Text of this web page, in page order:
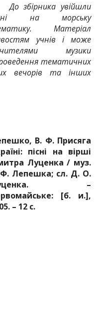
До збірника увійшли
на морську
Матеріал
учнів і може
музики
тематичних
вечорів та інших
В. Ф. Присяга
пісні на вірші
Луценка / муз.
Лепешка; сл. Д. О.
–
[б. и.],
– 12 с.